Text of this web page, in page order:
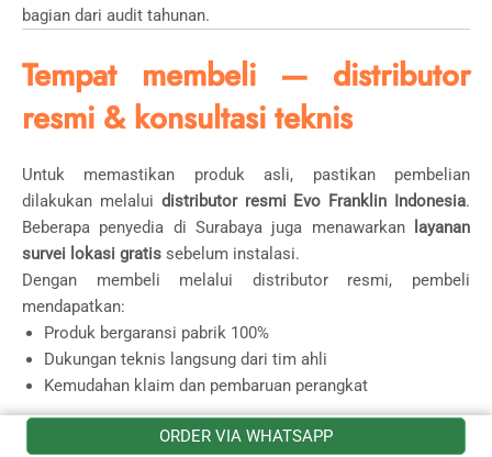
bagian dari audit tahunan.
Tempat membeli — distributor
resmi & konsultasi teknis
Untuk memastikan produk asli, pastikan pembelian
dilakukan melalui distributor resmi Evo Franklin Indonesia.
Beberapa penyedia di Surabaya juga menawarkan
layanan
survei lokasi gratis sebelum instalasi.
Dengan membeli melalui distributor resmi, pembeli
mendapatkan:
Produk bergaransi pabrik 100%
Dukungan teknis langsung dari tim ahli
Kemudahan klaim dan pembaruan perangkat
Dapatkan penawaran resmi penangkal petir Evo Franklin
ORDER VIA WHATSAPP